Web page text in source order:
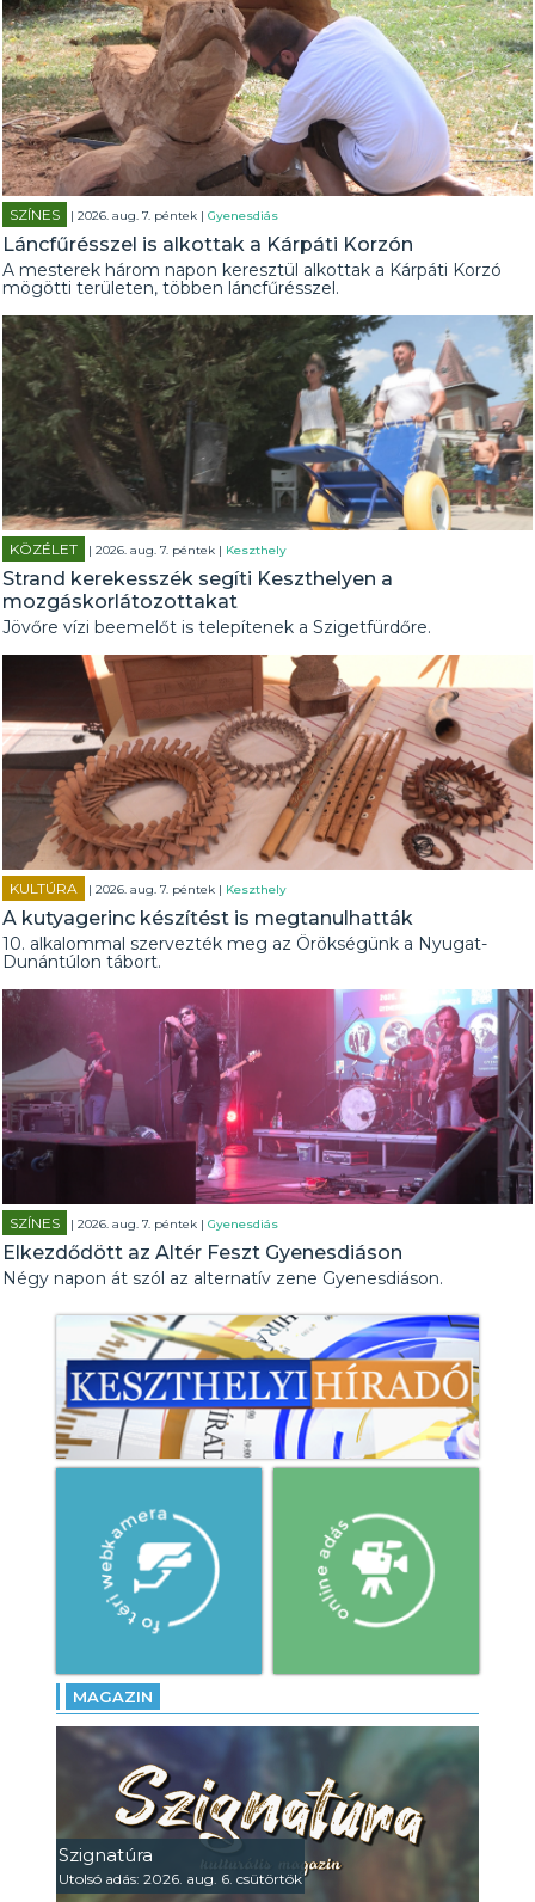
SZÍNES | 2026. aug. 7. péntek |Gyenesdiás
Láncfűrésszel is alkottak a Kárpáti Korzón
A mesterek három napon keresztül alkottak a Kárpáti Korzó
mögötti területen, többen láncfűrésszel.
KÖZÉLET | 2026. aug. 7. péntek | Keszthely
Strand kerekesszék segíti Keszthelyen a
mozgáskorlátozottakat
Jövőre vízi beemelőt is telepítenek a Szigetfürdőre.
KULTÚRA | 2026. aug. 7. péntek | Keszthely
A kutyagerinc készítést is megtanulhatták
10. alkalommal szervezték meg az Örökségünk a Nyugat-
Dunántúlon tábort.
SZÍNES | 2026. aug. 7. péntek |Gyenesdiás
Elkezdődött az Altér Feszt Gyenesdiáson
Négy napon át szól az alternatív zene Gyenesdiáson.
MAGAZIN
Szignatúra
Utolsó adás: 2026. aug. 6. csütörtök